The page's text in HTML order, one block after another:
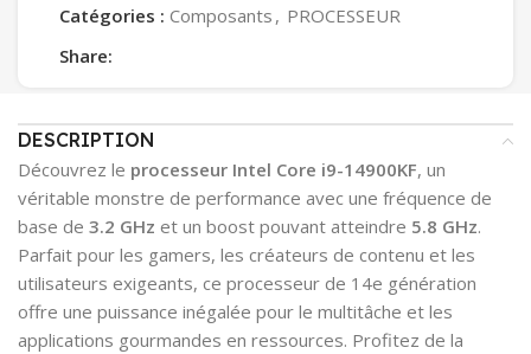
Catégories : Composants , PROCESSEUR
Share:
DESCRIPTION
Découvrez le processeur Intel Core i9-14900KF, un
véritable monstre de performance avec une fréquence de
base de 3.2 GHz et un boost pouvant atteindre 5.8 GHz.
Parfait pour les gamers, les créateurs de contenu et les
utilisateurs exigeants, ce processeur de 14e génération
offre une puissance inégalée pour le multitâche et les
applications gourmandes en ressources. Profitez de la